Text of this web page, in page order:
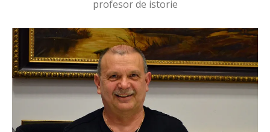
profesor de istorie